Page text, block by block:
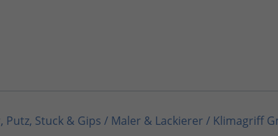
Putz, Stuck & Gips / Maler & Lackierer / Klimagriff